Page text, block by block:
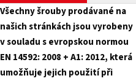
Všechny šrouby prodávané na
našich stránkách jsou vyrobeny
v souladu s evropskou normou
EN 14592: 2008 + A1: 2012, která
umožňuje jejich použití při